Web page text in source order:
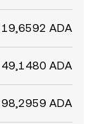
19,6592 ADA
49,1480 ADA
98,2959 ADA